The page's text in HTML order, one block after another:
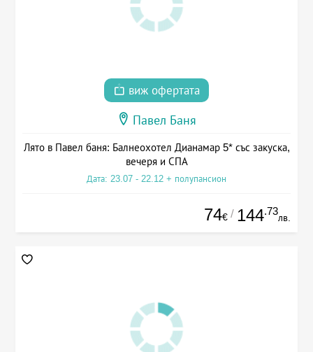
виж офертата
Павел Баня
Лято в Павел баня: Балнеохотел Дианамар 5* със закуска,
вечеря и СПА
Дата: 23.07 - 22.12 + полупансион
74€ / 144.73
лв.